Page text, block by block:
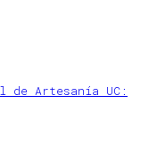
de Artesanía UC: